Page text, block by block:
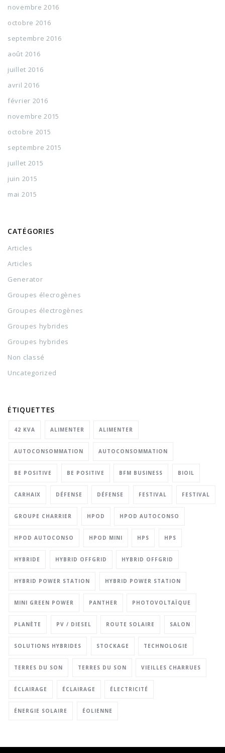
novembre 2016
octobre 2016
septembre 2016
août 2016
juillet 2016
avril 2016
février 2016
novembre 2015
octobre 2015
septembre 2015
juillet 2015
juin 2015
mai 2015
CATÉGORIES
Articles
Articles
Generator
Groupes élecrogènes
Groupes électrogènes
Groupes hybrides
Groupes hybrides
Non classé
Uncategorized
ÉTIQUETTES
42 KVA ALIMENTER ALIMENTER
AUTOCONSOMMATION AUTOCONSOMMATION
BE POSITIVE BE POSITIVE BFM BUSINESS BIOIL
CARHAIX DÉFENSE DÉFENSE FESTIVAL FESTIVAL
GROUPE CHARRIER HPOD HPOD AUTOCONSO
HPOD AUTOCONSO HPOD MINI HPS HPS
HYBRIDE HYBRID OFFGRID HYBRID OFFGRID
HYBRID POWER STATION HYBRID POWER STATION
MINI GREEN POWER PANTHER PHOTOVOLTAÏQUE
PLANÈTE PV / DIESEL ROUTE SOLAIRE SALON
SOLUTIONS HYBRIDES STOCKAGE TECHNOLOGIE
TERRES DU SON TERRES DU SON VIEILLES CHARRUES
ÉCLAIRAGE ÉCLAIRAGE ÉLECTRICITÉ
ÉNERGIE SOLAIRE ÉOLIENNE